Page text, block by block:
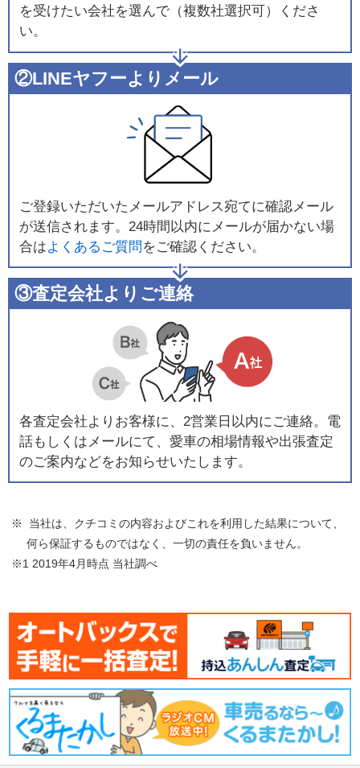
を受けたい会社を選んで（複数社選択可）くださ
い。
②LINEヤフーよりメール
ご登録いただいたメールアドレス宛てに確認メール
が送信されます。24時間以内にメールが届かない場
合はよくあるご質問 をご確認ください。
③査定会社よりご連絡
各査定会社よりお客様に、2営業日以内にご連絡。電
話もしくはメールにて、愛車の相場情報や出張査定
のご案内などをお知らせいたします。
※ 当社は、クチコミの内容およびこれを利用した結果について、
何ら保証するものではなく、一切の責任を負いません。
※1 2019年4月時点 当社調べ